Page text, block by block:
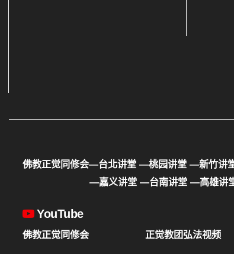
佛教正觉同修会—台北讲堂 —桃园讲堂 —新竹讲
—嘉义讲堂 —台南讲堂 —高雄讲
YouTube
佛教正觉同修会 正觉教团弘法视频